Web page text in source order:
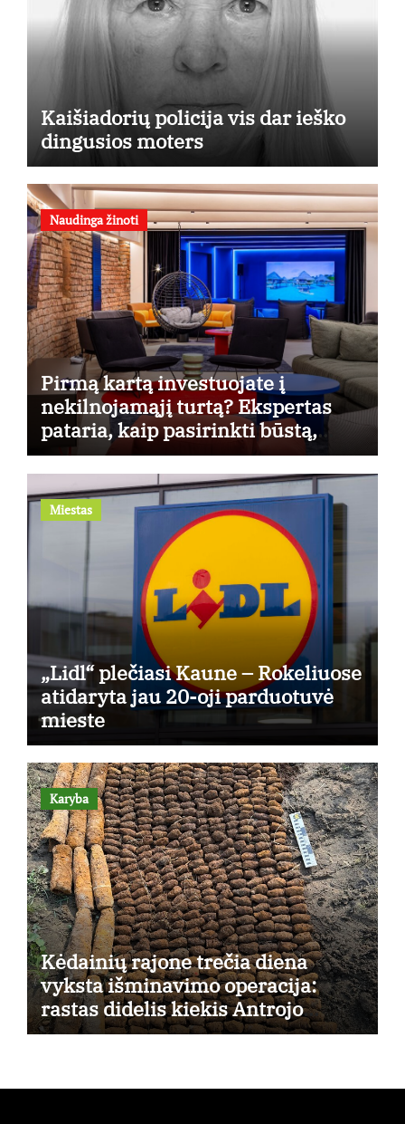
Kaišiadorių policija vis dar ieško
dingusios moters
Naudinga žinoti
Pirmą kartą investuojate į
nekilnojamąjį turtą? Ekspertas
pataria, kaip pasirinkti būstą,
kuris generuos grąžą
Miestas
„Lidl“ plečiasi Kaune – Rokeliuose
atidaryta jau 20-oji parduotuvė
mieste
Karyba
Kėdainių rajone trečia diena
vyksta išminavimo operacija:
rastas didelis kiekis Antrojo
pasaulinio karo laikų standartinės